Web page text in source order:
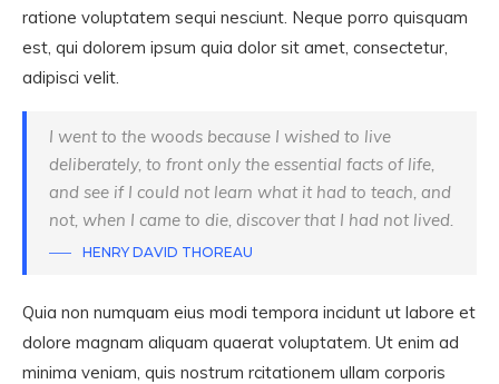
ratione voluptatem sequi nesciunt. Neque porro quisquam
est, qui dolorem ipsum quia dolor sit amet, consectetur,
adipisci velit.
I went to the woods because I wished to live
deliberately, to front only the essential facts of life,
and see if I could not learn what it had to teach, and
not, when I came to die, discover that I had not lived.
HENRY DAVID THOREAU
Quia non numquam eius modi tempora incidunt ut labore et
dolore magnam aliquam quaerat voluptatem. Ut enim ad
minima veniam, quis nostrum rcitationem ullam corporis